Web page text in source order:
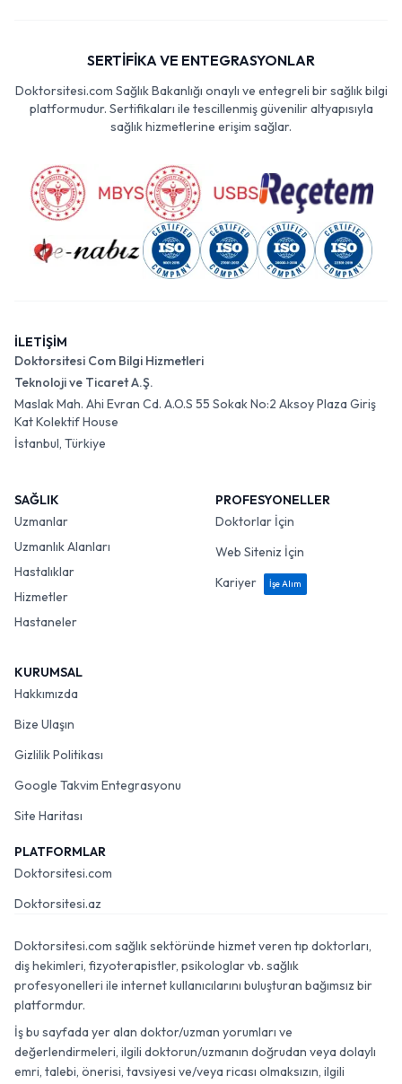
SERTİFİKA VE ENTEGRASYONLAR
Doktorsitesi.com Sağlık Bakanlığı onaylı ve entegreli bir sağlık bilgi
platformudur. Sertifikaları ile tescillenmiş güvenilir altyapısıyla
sağlık hizmetlerine erişim sağlar.
İLETİŞİM
Doktorsitesi Com Bilgi Hizmetleri
Teknoloji ve Ticaret A.Ş.
Maslak Mah. Ahi Evran Cd. A.O.S 55 Sokak No:2 Aksoy Plaza Giriş
Kat Kolektif House
İstanbul, Türkiye
SAĞLIK
Uzmanlar
Uzmanlık Alanları
Hastalıklar
Hizmetler
Hastaneler
PROFESYONELLER
Doktorlar İçin
Web Siteniz İçin
Kariyer
İşe Alım
KURUMSAL
Hakkımızda
Bize Ulaşın
Gizlilik Politikası
Google Takvim Entegrasyonu
Site Haritası
PLATFORMLAR
Doktorsitesi.com
Doktorsitesi.az
Doktorsitesi.com sağlık sektöründe hizmet veren tıp doktorları,
diş hekimleri, fizyoterapistler, psikologlar vb. sağlık
profesyonelleri ile internet kullanıcılarını buluşturan bağımsız bir
platformdur.
İş bu sayfada yer alan doktor/uzman yorumları ve
değerlendirmeleri, ilgili doktorun/uzmanın doğrudan veya dolaylı
emri, talebi, önerisi, tavsiyesi ve/veya ricası olmaksızın, ilgili